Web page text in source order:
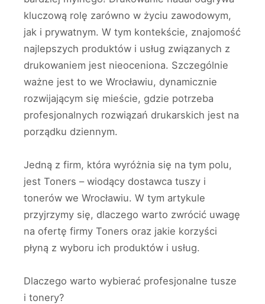
kluczową rolę zarówno w życiu zawodowym,
jak i prywatnym. W tym kontekście, znajomość
najlepszych produktów i usług związanych z
drukowaniem jest nieoceniona. Szczególnie
ważne jest to we Wrocławiu, dynamicznie
rozwijającym się mieście, gdzie potrzeba
profesjonalnych rozwiązań drukarskich jest na
porządku dziennym.
Jedną z firm, która wyróżnia się na tym polu,
jest Toners – wiodący dostawca tuszy i
tonerów we Wrocławiu. W tym artykule
przyjrzymy się, dlaczego warto zwrócić uwagę
na ofertę firmy Toners oraz jakie korzyści
płyną z wyboru ich produktów i usług.
Dlaczego warto wybierać profesjonalne tusze
i tonery?